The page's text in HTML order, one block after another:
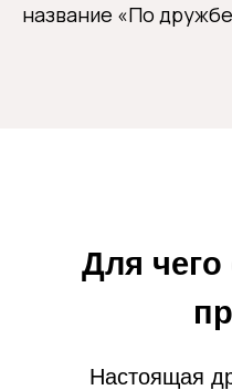
название «По
Для чего
Настоящая